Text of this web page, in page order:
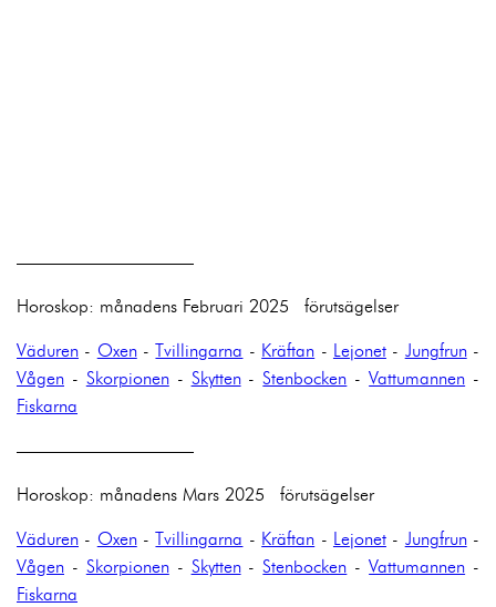
——————————
Horoskop: månadens Februari 2025 förutsägelser
Väduren - Oxen-Tvillingarna - Kräftan - Lejonet- Jungfrun-
Vågen - Skorpionen- Skytten-Stenbocken -Vattumannen -
Fiskarna
——————————
Horoskop: månadens Mars 2025 förutsägelser
Väduren - Oxen-Tvillingarna - Kräftan - Lejonet- Jungfrun-
Vågen - Skorpionen- Skytten-Stenbocken -Vattumannen -
Fiskarna